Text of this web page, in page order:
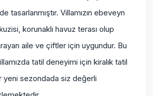
tasarlanmıştır. Villamızın ebeveyn
korunaklı havuz terası olup
aile ve çiftler için uygundur. Bu
tatil deneyimi için kiralık tatil
yeni sezondada siz değerli